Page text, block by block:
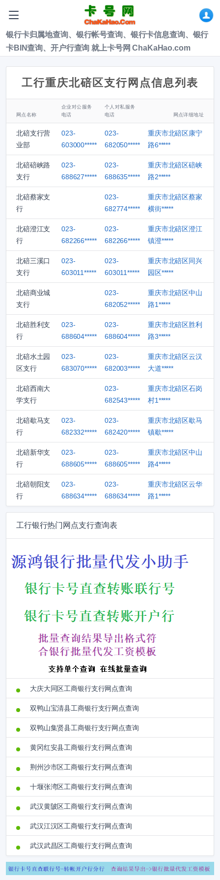
银行卡归属地查询、银行帐号查询、银行卡信息查询、银行
卡BIN查询、开户行查询 就上卡号网 ChaKaHao.com
工行重庆北碚区支行网点信息列表
网点名称
企业对公服务
电话
个人对私服务
电话
网点详细地址
北碚支行营
业部
023-
603000*****
023-
682050*****
重庆市北碚区康宁
路6*****
北碚碚峡路
支行
023-
688627*****
023-
688635*****
重庆市北碚区碚峡
路2*****
北碚蔡家支
行
023-
682774*****
重庆市北碚区蔡家
横街*****
北碚澄江支
行
023-
682266*****
023-
682266*****
重庆市北碚区澄江
镇澄*****
北碚三溪口
支行
023-
603011*****
023-
603011*****
重庆市北碚区同兴
园区*****
北碚商业城
支行
023-
682052*****
重庆市北碚区中山
路1*****
北碚胜利支
行
023-
688604*****
023-
688604*****
重庆市北碚区胜利
路3*****
北碚水土园
区支行
023-
683070*****
023-
682003*****
重庆市北碚区云汉
大道*****
北碚西南大
学支行
023-
682543*****
重庆市北碚区石岗
村1*****
北碚歇马支
行
023-
682332*****
023-
682420*****
重庆市北碚区歇马
镇歇*****
北碚新华支
行
023-
688605*****
023-
688605*****
重庆市北碚区中山
路4*****
北碚朝阳支
行
023-
688634*****
023-
688634*****
重庆市北碚区云华
路1*****
工行银行热门网点支行查询表
大庆大同区工商银行支行网点查询
双鸭山宝清县工商银行支行网点查询
双鸭山集贤县工商银行支行网点查询
黄冈红安县工商银行支行网点查询
荆州沙市区工商银行支行网点查询
十堰张湾区工商银行支行网点查询
武汉黄陂区工商银行支行网点查询
武汉江汉区工商银行支行网点查询
武汉武昌区工商银行支行网点查询